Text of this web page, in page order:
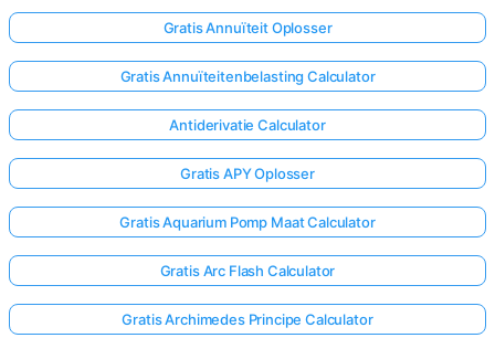
Gratis Annuïteit Oplosser
Gratis Annuïteitenbelasting Calculator
Antiderivatie Calculator
Gratis APY Oplosser
Gratis Aquarium Pomp Maat Calculator
Gratis Arc Flash Calculator
Gratis Archimedes Principe Calculator